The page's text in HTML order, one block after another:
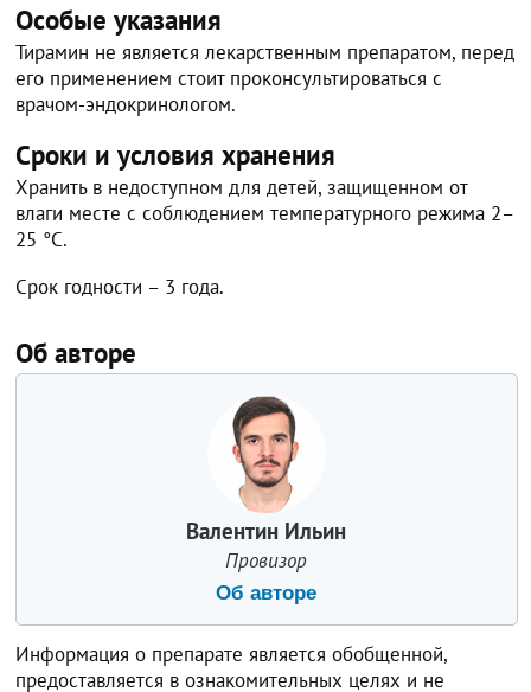
Особые указания
Тирамин не является лекарственным препаратом, перед
его применением стоит проконсультироваться с
врачом-эндокринологом.
Сроки и условия хранения
Хранить в недоступном для детей, защищенном от
влаги месте с соблюдением температурного режима 2–
25 °С.
Срок годности – 3 года.
Об авторе
Валентин Ильин
Провизор
Об авторе
Информация о препарате является обобщенной,
предоставляется в ознакомительных целях и не